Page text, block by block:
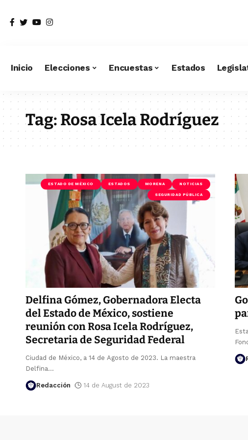
Inicio Elecciones Encuestas Estados
Tag: Rosa Icela Rodríguez
ESTADO DE MÉXICO ESTADOS MORENA NOTICIAS
SEGURIDAD PÚBLICA
Delfina Gómez, Gobernadora Electa
del Estado de México, sostiene
reunión con Rosa Icela Rodríguez,
Secretaria de Seguridad Federal
Ciudad de México, a 14 de Agosto de 2023. La maestra
Delfina…
Redacción 14 de August de 2023